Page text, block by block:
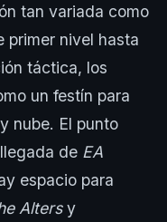
tan variada como
primer nivel hasta
táctica, los
un festín para
nube. El punto
de EA
espacio para
Altersy